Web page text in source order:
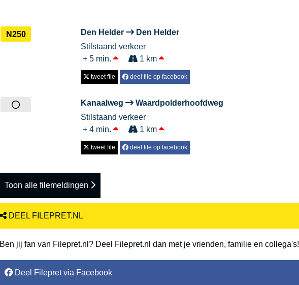
N250 Den Helder
Den Helder
Stilstaand verkeer
+ 5 min.
1 km
tweet file deel file op facebook
Kanaalweg
Waardpolderhoofdweg
Stilstaand verkeer
+ 4 min.
1 km
tweet file deel file op facebook
Toon alle filemeldingen
DEEL FILEPRET.NL
Ben jij fan van Filepret.nl? Deel Filepret.nl dan met je vrienden, familie en collega's!
Deel Filepret via Facebook